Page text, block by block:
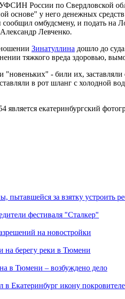
России по Свердловской
основе" у него денежных
омбудсмену, и подать на
Левченко.
Зинатуллина дошло до
тяжкого вреда здоровью,
"новеньких" - били их,
в рот шланг с холодной
екатеринбургский
пытавшейся за взятку устроить
фестиваля "Сталкер"
на новостройки
на берегу реки в Тюмени
в Тюмени – возбуждено дело
Екатеринбург икону